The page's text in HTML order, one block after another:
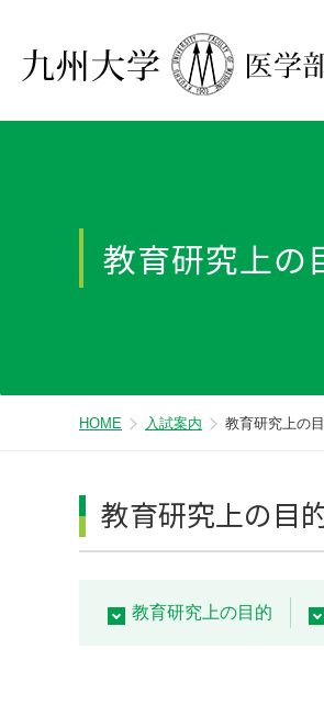
教育研究上の
HOME 入試案内 教育研究上の
教育研究上の目
教育研究上の目的